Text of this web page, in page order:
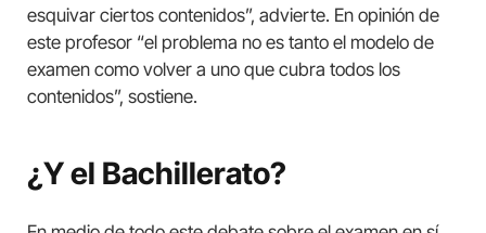
esquivar ciertos contenidos”, advierte. En opinión de
este profesor “el problema no es tanto el modelo de
examen como volver a uno que cubra todos los
contenidos”, sostiene.
¿Y el Bachillerato?